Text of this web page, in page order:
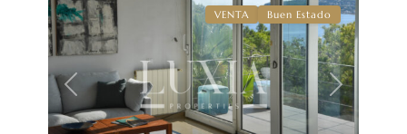
Previous Next
VENTA Buen Estado